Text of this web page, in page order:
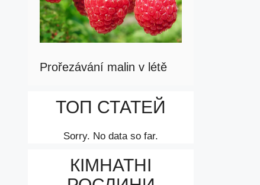
Prořezávání malin v létě
ТОП СТАТЕЙ
Sorry. No data so far.
КІМНАТНІ